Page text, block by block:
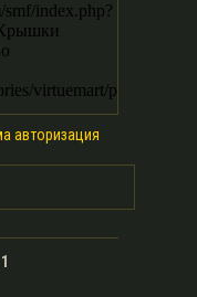
авторизация
1